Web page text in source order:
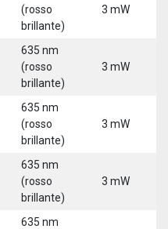
(rosso
brillante)
3 mW
635 nm
(rosso
brillante)
3 mW
635 nm
(rosso
brillante)
3 mW
635 nm
(rosso
brillante)
3 mW
635 nm